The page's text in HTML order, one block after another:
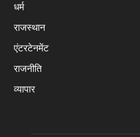
धर्म
राजस्थान
एंटरटेनमेंट
राजनीति
व्यापार